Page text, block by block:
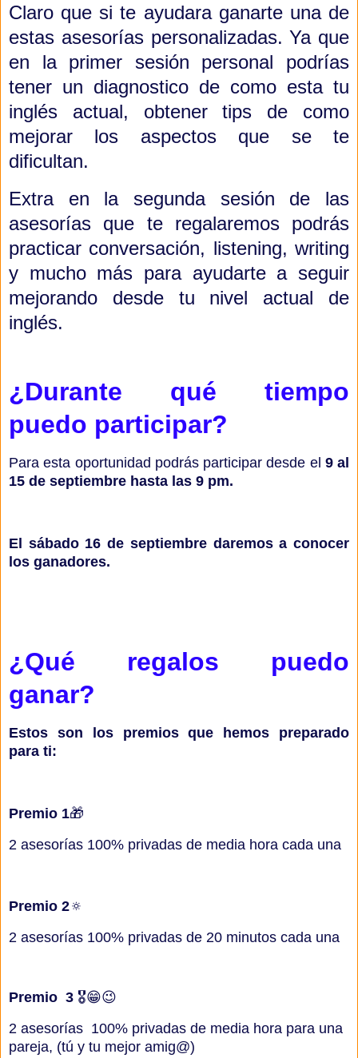
Claro que si te ayudara ganarte una de
estas asesorías personalizadas. Ya que
en la primer sesión personal podrías
tener un diagnostico de como esta tu
inglés actual, obtener tips de como
mejorar los aspectos que se te
dificultan.
Extra en la segunda sesión de las
asesorías que te regalaremos podrás
practicar conversación, listening, writing
y mucho más para ayudarte a seguir
mejorando desde tu nivel actual de
inglés.
¿Durante qué tiempo
puedo participar?
Para esta oportunidad podrás participar desde el 9 al
15 de septiembre hasta las 9 pm.
El sábado 16 de septiembre daremos a conocer
los ganadores.
¿Qué regalos puedo
ganar?
Estos son los premios que hemos preparado
para ti:
Premio 1🎁
2 asesorías 100% privadas de media hora cada una
Premio 2🔅
2 asesorías 100% privadas de 20 minutos cada una
Premio 3 🎖️😁😉
2 asesorías 100% privadas de media hora para una
pareja, (tú y tu mejor amig@)